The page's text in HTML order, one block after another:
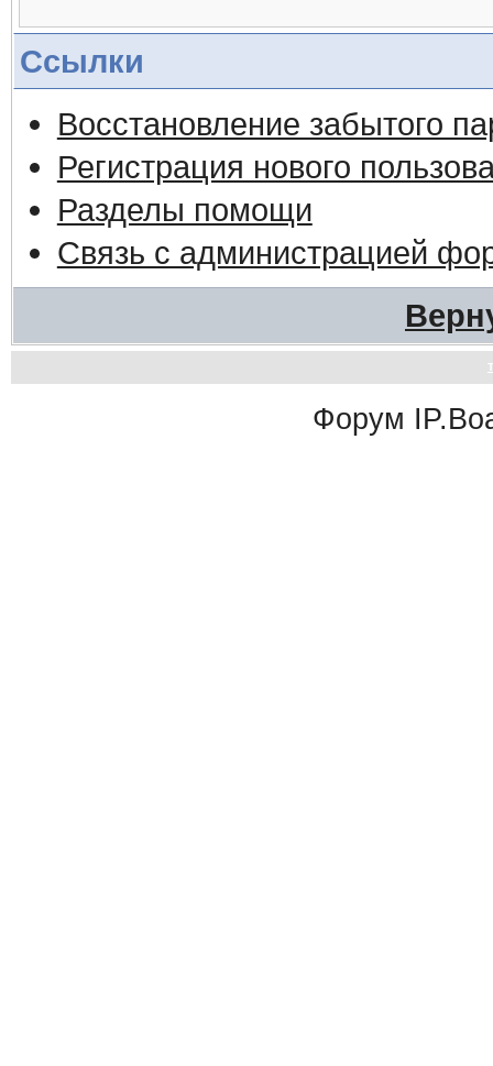
Ссылки
Восстановление забытого
Регистрация нового
Разделы помощи
Связь с администрацией
Форум